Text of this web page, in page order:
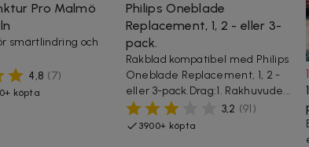
Pro Malmö
smärtlindring och
4,8 (7)
köpta
Philips Oneblade
Replacement, 1, 2 - eller 3-
pack.
Rakblad kompatibel med Philips
Oneblade Replacement, 1, 2 -
eller 3-pack.Drag:1. Rakhuvude...
3,2 (91)
3900+ köpta